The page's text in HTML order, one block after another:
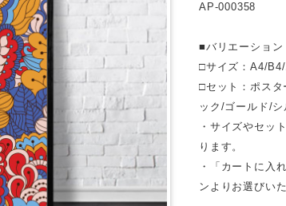
AP-000358
■バリエーショ
□サイズ：A4/
□セット：ポスタ
ック/ゴールド/
・サイズやセッ
ります。
・「カートに入
ンよりお選びい